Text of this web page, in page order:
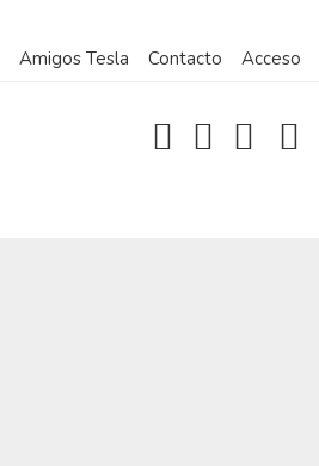
Amigos Tesla Contacto Acceso